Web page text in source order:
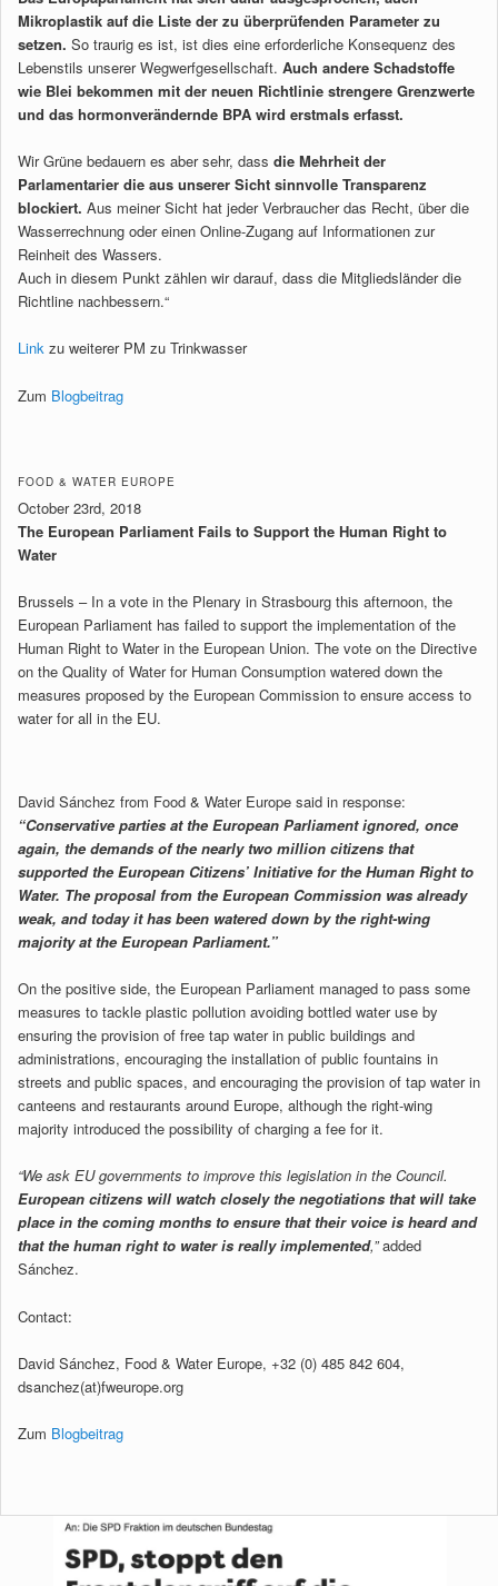
Mikroplastik auf die Liste der zu überprüfenden Parameter zu
setzen. So traurig es ist, ist dies eine erforderliche Konsequenz des
Lebenstils unserer Wegwerfgesellschaft. Auch andere Schadstoffe
wie Blei bekommen mit der neuen Richtlinie strengere Grenzwerte
und das hormonverändernde BPA wird erstmals erfasst.
Wir Grüne bedauern es aber sehr, dass die Mehrheit der
Parlamentarier die aus unserer Sicht sinnvolle Transparenz
blockiert. Aus meiner Sicht hat jeder Verbraucher das Recht, über die
Wasserrechnung oder einen Online-Zugang auf Informationen zur
Reinheit des Wassers.
Auch in diesem Punkt zählen wir darauf, dass die Mitgliedsländer die
Richtline nachbessern.“
Link zu weiterer PM zu Trinkwasser
Zum Blogbeitrag
FOOD & WATER EUROPE
October 23rd, 2018
The European Parliament Fails to Support the Human Right to
Water
Brussels – In a vote in the Plenary in Strasbourg this afternoon, the
European Parliament has failed to support the implementation of the
Human Right to Water in the European Union. The vote on the Directive
on the Quality of Water for Human Consumption watered down the
measures proposed by the European Commission to ensure access to
water for all in the EU.
David Sánchez from Food & Water Europe said in response:
“Conservative parties at the European Parliament ignored, once
again, the demands of the nearly two million citizens that
supported the European Citizens’ Initiative for the Human Right to
Water. The proposal from the European Commission was already
weak, and today it has been watered down by the right-wing
majority at the European Parliament.”
On the positive side, the European Parliament managed to pass some
measures to tackle plastic pollution avoiding bottled water use by
ensuring the provision of free tap water in public buildings and
administrations, encouraging the installation of public fountains in
streets and public spaces, and encouraging the provision of tap water in
canteens and restaurants around Europe, although the right-wing
majority introduced the possibility of charging a fee for it.
“We ask EU governments to improve this legislation in the Council.
European citizens will watch closely the negotiations that will take
place in the coming months to ensure that their voice is heard and
that the human right to water is really implemented,”added
Sánchez.
Contact:
David Sánchez, Food & Water Europe, +32 (0) 485 842 604,
dsanchez(at)fweurope.org
Zum Blogbeitrag